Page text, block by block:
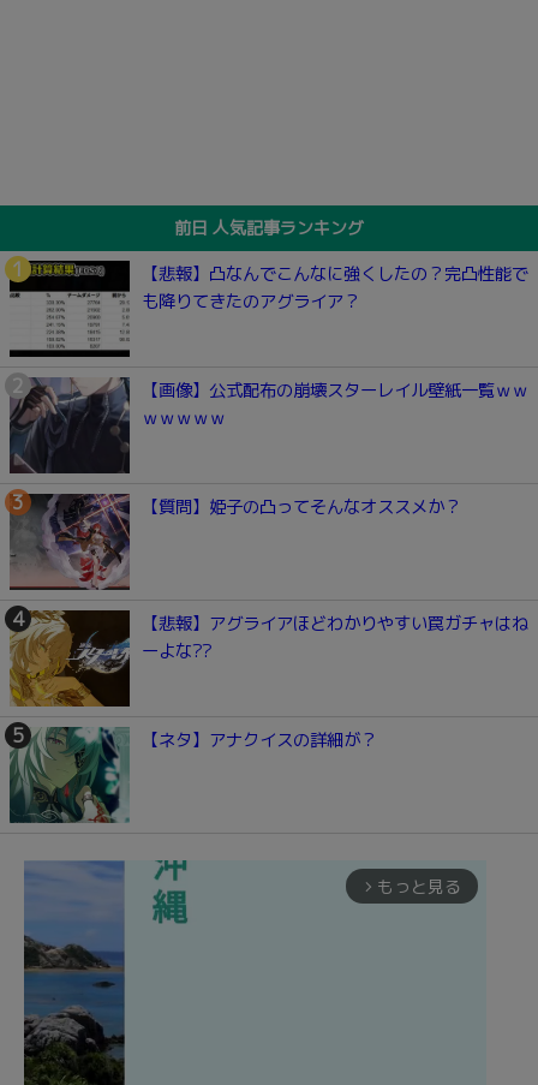
前日 人気記事ランキング
【悲報】凸なんでこんなに強くしたの？完凸性能で
も降りてきたのアグライア？
【画像】公式配布の崩壊スターレイル壁紙一覧ｗｗ
ｗｗｗｗｗ
【質問】姫子の凸ってそんなオススメか？
【悲報】アグライアほどわかりやすい罠ガチャはね
ーよな??
【ネタ】アナクイスの詳細が？
arrow_forward_ios もっと見る